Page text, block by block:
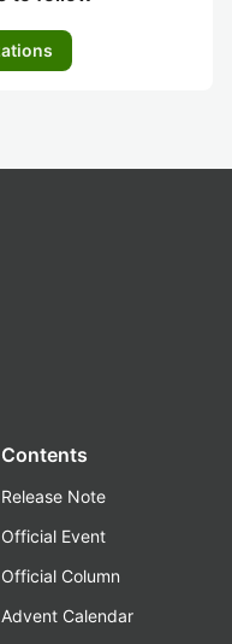
Contents
Release Note
Official Event
Official Column
Advent Calendar